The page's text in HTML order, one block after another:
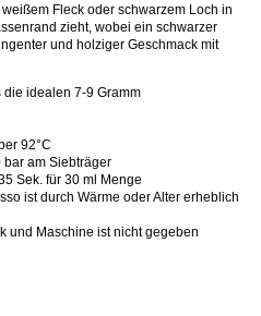
Fleck oder schwarzem Loch in
zieht, wobei ein schwarzer
und holziger Geschmack mit
die idealen 7-9 Gramm
92°C
bar am Siebträger
Sek. für 30 ml Menge
ist durch Wärme oder Alter erheblich
und Maschine ist nicht gegeben